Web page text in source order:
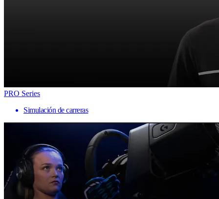
PRO Series
Simulación de carreras